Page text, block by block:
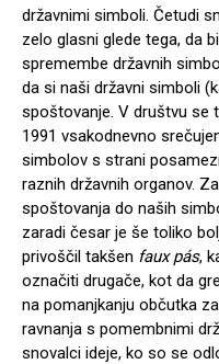
državnimi simboli. Četudi
zelo glasni glede tega, da
spremembe državnih
da si naši državni simboli
spoštovanje. V društvu se
1991 vsakodnevno
simbolov s strani
raznih državnih organov.
spoštovanja do naših
zaradi česar je še toliko
privoščil takšen faux pás,
označiti drugače, kot da
na pomanjkanju občutka
ravnanja s pomembnimi
snovalci ideje, ko so se